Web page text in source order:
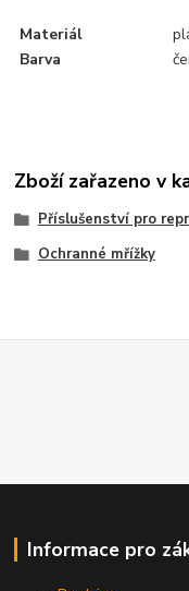
Materiál
Barva
Zboží zařazeno v
Příslušenství pro
Ochranné mřížky
Informace pro